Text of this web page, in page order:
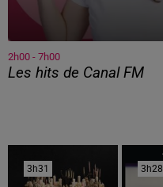
2h00 - 7h00
Les hits de Canal FM
3h31
3h31 3h28
3h28